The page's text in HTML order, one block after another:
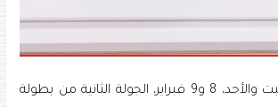
تنطلق يومي السبت والأحد، 8 و9 فبراير، الجولة الثانية من بطولة